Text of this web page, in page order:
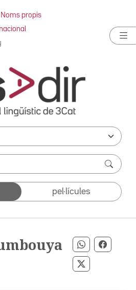
Noms propis
pel·lícules
Compartir
Compartir